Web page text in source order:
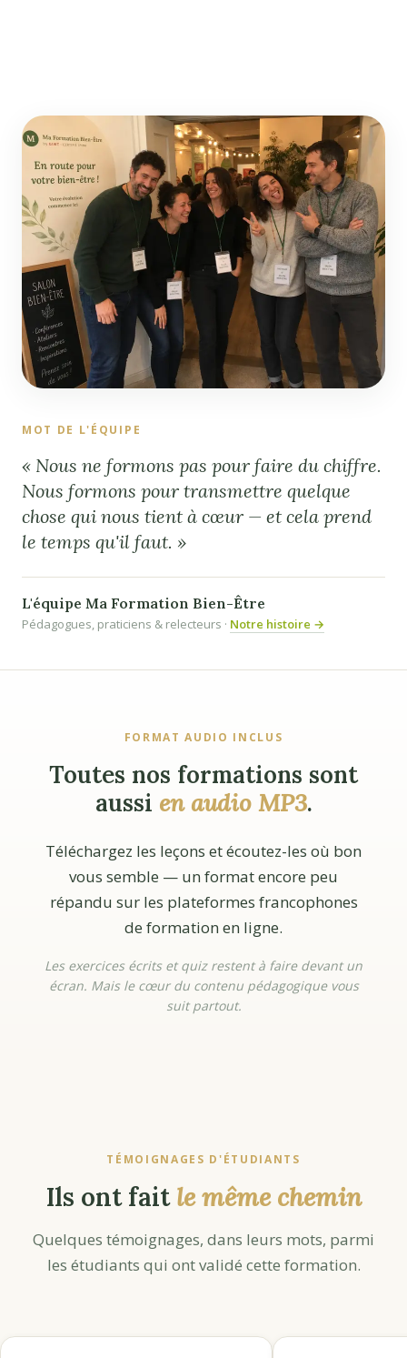
MOT DE L'ÉQUIPE
« Nous ne formons pas pour faire du chiffre.
Nous formons pour transmettre quelque
chose qui nous tient à cœur — et cela prend
le temps qu'il faut. »
L'équipe Ma Formation Bien-Être
Pédagogues, praticiens & relecteurs · Notre histoire →
FORMAT AUDIO INCLUS
Toutes nos formations sont
aussi en audio MP3.
Téléchargez les leçons et écoutez-les où bon
vous semble — un format encore peu
répandu sur les plateformes francophones
de formation en ligne.
Les exercices écrits et quiz restent à faire devant un
écran. Mais le cœur du contenu pédagogique vous
suit partout.
TÉMOIGNAGES D'ÉTUDIANTS
Ils ont faitle même chemin
Quelques témoignages, dans leurs mots, parmi
les étudiants qui ont validé cette formation.